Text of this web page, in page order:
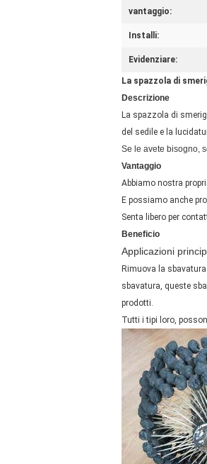
vantaggio:
Installi:
Evidenziare:
La spazzola di
Descrizione
La spazzola di
del sedile e la
Se le avete bisogno,
Vantaggio
Abbiamo nostra
E possiamo anche
Senta libero per
Beneficio
Applicazioni
Rimuova la
sbavatura, queste
prodotti.
Tutti i tipi loro,